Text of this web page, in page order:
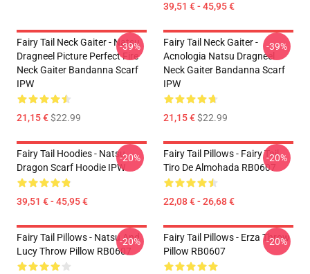
39,51 € - 45,95 €
Fairy Tail Neck Gaiter - Natsu
Dragneel Picture Perfect Fire
Neck Gaiter Bandanna Scarf
IPW
21,15 €$22.99
-39%
Fairy Tail Neck Gaiter -
Acnologia Natsu Dragneel
Neck Gaiter Bandanna Scarf
IPW
21,15 €$22.99
-39%
Fairy Tail Hoodies - Natsu
Dragon Scarf Hoodie IPW
39,51 € - 45,95 €
-20%
Fairy Tail Pillows - Fairy Tail
Tiro De Almohada RB0607
22,08 € - 26,68 €
-20%
Fairy Tail Pillows - Natsu And
Lucy Throw Pillow RB0607
-20%
Fairy Tail Pillows - Erza Throw
Pillow RB0607
-20%